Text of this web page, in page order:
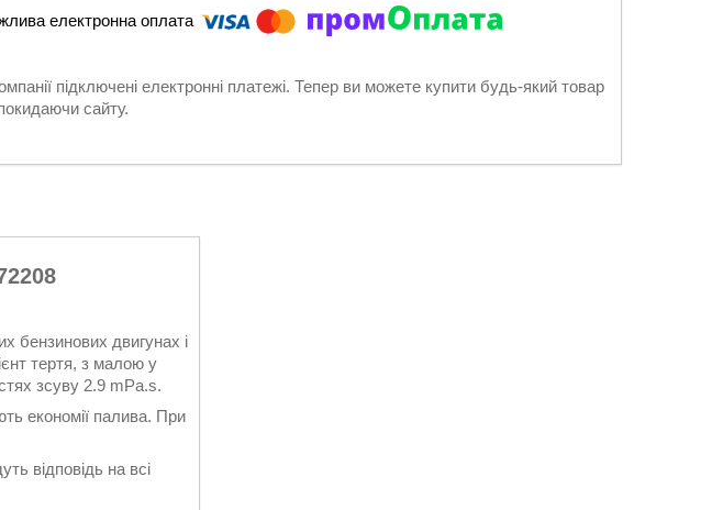
підключені електронні платежі. Тепер ви можете купити будь-який товар
сайту.
бензинових двигунах і
тертя, з малою у
зсуву 2.9 mPa.s.
економії палива. При
відповідь на всі